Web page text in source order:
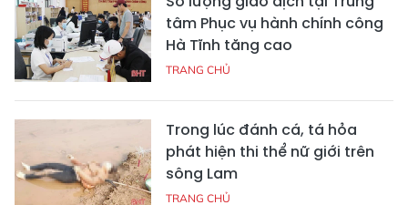
tâm Phục vụ hành chính công
Hà Tĩnh tăng cao
TRANG CHỦ
Trong lúc đánh cá, tá hỏa
phát hiện thi thể nữ giới trên
sông Lam
TRANG CHỦ